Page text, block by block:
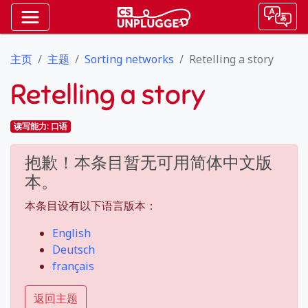
主页 主题 Sorting networks Retelling a story
Retelling a story
读写能力: 口语
抱歉！本条目暂无可用简体中文版
本。
本条目设有以下语言版本：
English
Deutsch
français
返回主题